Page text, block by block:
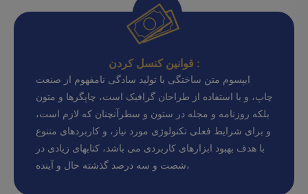
قوانین کنسل کردن :
ایپسوم متن ساختگی با تولید سادگی نامفهوم از صنعت
چاپ، و با استفاده از طراحان گرافیک است، چاپگرها و متون
بلکه روزنامه و مجله در ستون و سطرآنچنان که لازم است،
و برای شرایط فعلی تکنولوژی مورد نیاز، و کاربردهای متنوع
با هدف بهبود ابزارهای کاربردی می باشد، کتابهای زیادی در
شصت و سه درصد گذشته حال و آینده،